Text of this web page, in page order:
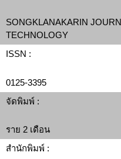
SONGKLANAKARIN
TECHNOLOGY
ISSN :
0125-3395
จัดพิมพ์ :
ราย 2 เดือน
สำนักพิมพ์ :